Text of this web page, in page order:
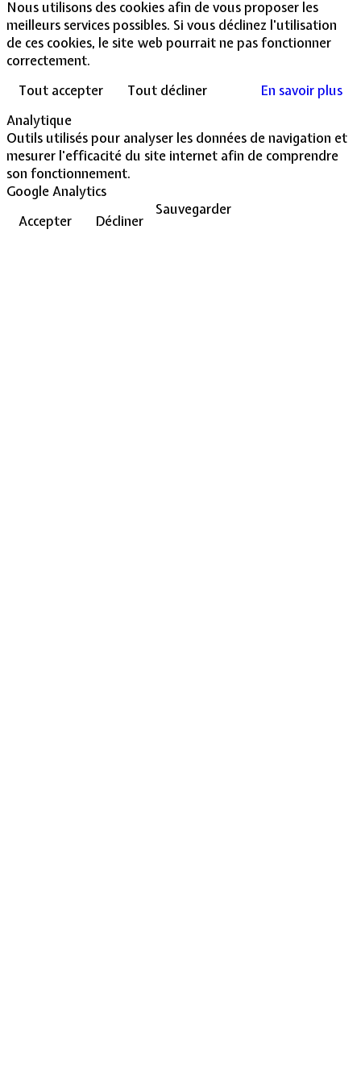
Nous utilisons des cookies afin de vous proposer les
meilleurs services possibles. Si vous déclinez l'utilisation
de ces cookies, le site web pourrait ne pas fonctionner
correctement.
Tout accepter
Tout décliner
En savoir plus
Analytique
Outils utilisés pour analyser les données de navigation et
mesurer l'efficacité du site internet afin de comprendre
son fonctionnement.
Google Analytics
Accepter
Décliner
Sauvegarder